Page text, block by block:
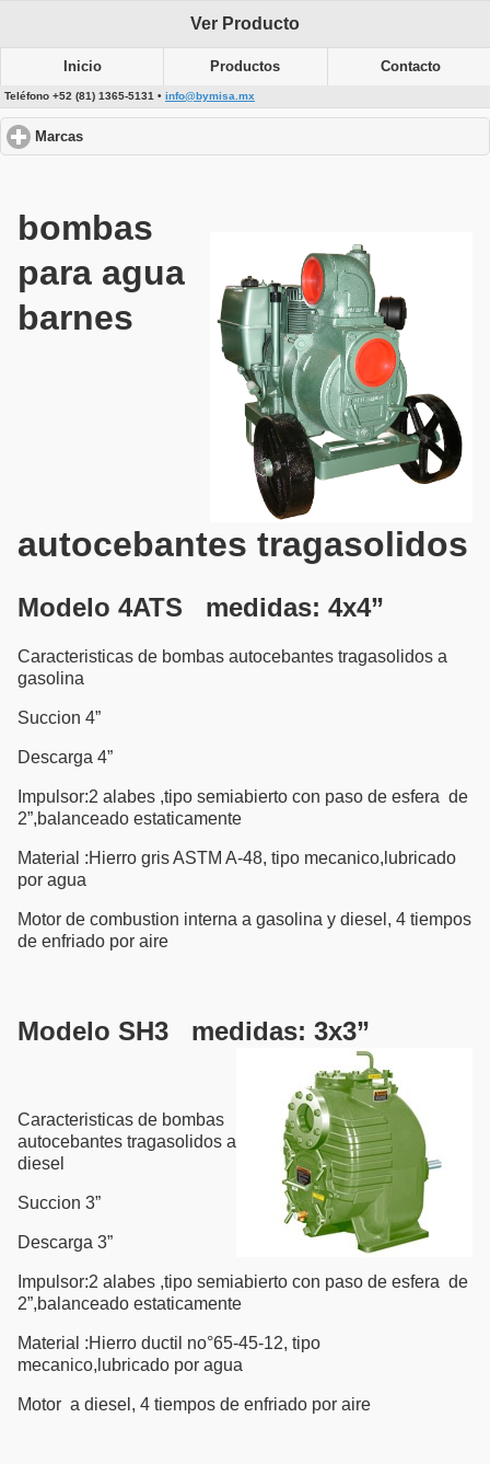
Ver Producto
Inicio Productos Contacto
Teléfono +52 (81) 1365-5131 • info@bymisa.mx
Marcas
bombas
para agua
barnes
autocebantes tragasolidos
Modelo 4ATS medidas: 4x4”
Caracteristicas de bombas autocebantes tragasolidos a
gasolina
Succion 4”
Descarga 4”
Impulsor:2 alabes ,tipo semiabierto con paso de esfera de
2”,balanceado estaticamente
Material :Hierro gris ASTM A-48, tipo mecanico,lubricado
por agua
Motor de combustion interna a gasolina y diesel, 4 tiempos
de enfriado por aire
Modelo SH3 medidas: 3x3”
Caracteristicas de bombas
autocebantes tragasolidos a
diesel
Succion 3”
Descarga 3”
Impulsor:2 alabes ,tipo semiabierto con paso de esfera de
2”,balanceado estaticamente
Material :Hierro ductil no°65-45-12, tipo
mecanico,lubricado por agua
Motor a diesel, 4 tiempos de enfriado por aire